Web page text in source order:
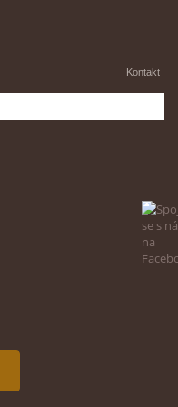
Kontakt